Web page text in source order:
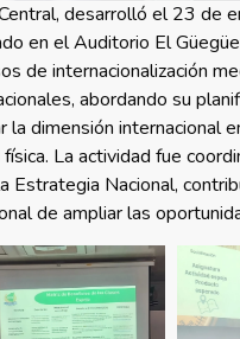
desarrolló el 23
en el Auditorio El
de internacionalización
abordando su
dimensión
La actividad fue
Estrategia Nacional,
de ampliar las